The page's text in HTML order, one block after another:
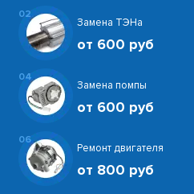
02
Замена ТЭНа
от 600 руб
04
Замена помпы
от 600 руб
06
Ремонт двигателя
от 800 руб